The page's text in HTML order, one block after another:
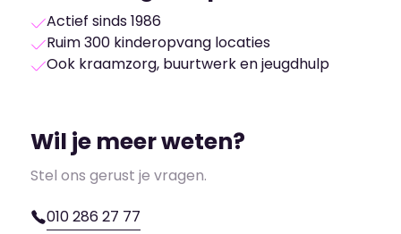
Actief sinds 1986
Ruim 300 kinderopvang locaties
Ook kraamzorg, buurtwerk en jeugdhulp
Wil je meer weten?
Stel ons gerust je vragen.
010 286 27 77